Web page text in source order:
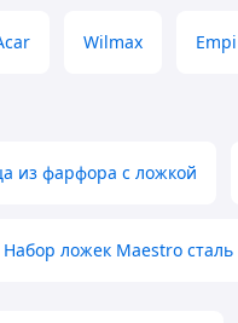
Wilmax
из фарфора с ложкой
Набор ложек Maestro сталь